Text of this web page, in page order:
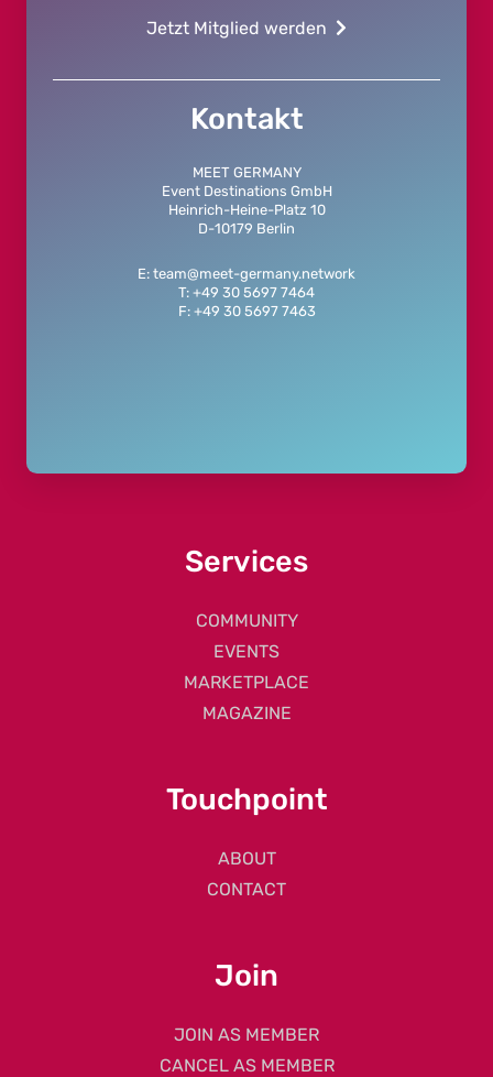
Jetzt Mitglied werden
Kontakt
MEET GERMANY
Event Destinations GmbH
Heinrich-Heine-Platz 10
D-10179 Berlin
E: team@meet-germany.network
T: +49 30 5697 7464
F: +49 30 5697 7463
Services
COMMUNITY
EVENTS
MARKETPLACE
MAGAZINE
Touchpoint
ABOUT
CONTACT
Join
JOIN AS MEMBER
CANCEL AS MEMBER